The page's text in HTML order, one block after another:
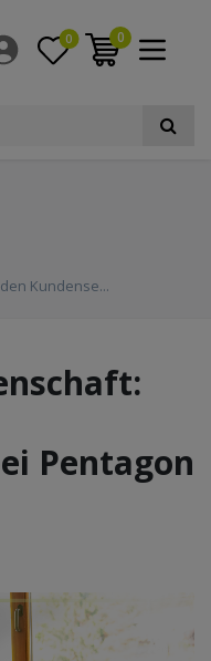
0 0
Kundense...
Pentagon